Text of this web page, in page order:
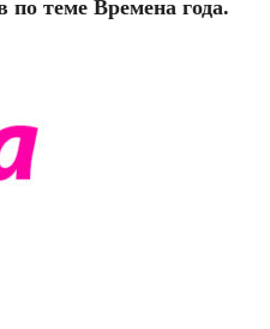
по теме Времена года.